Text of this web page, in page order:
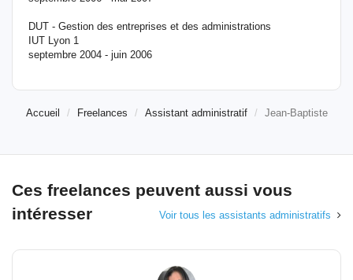
DUT - Gestion des entreprises et des administrations
IUT Lyon 1
septembre 2004 - juin 2006
Accueil Freelances Assistant administratif Jean-Baptiste
Ces freelances peuvent aussi vous
intéresser
Voir tous les assistants administratifs